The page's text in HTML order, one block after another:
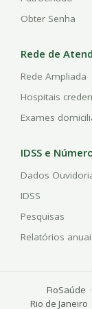
Obter Senha
Rede de
Rede Ampliada
Hospitais
Exames
IDSS e
Dados
IDSS
Pesquisas
Relatórios
FioSaúde ·
Rio de Janeiro